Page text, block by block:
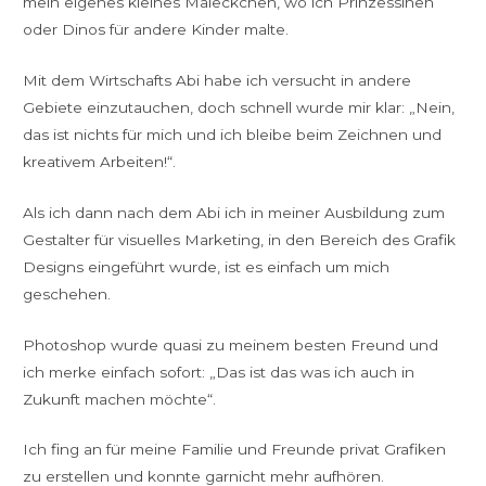
oder Dinos für andere Kinder malte.
Mit dem Wirtschafts Abi habe ich versucht in andere
Gebiete einzutauchen, doch schnell wurde mir klar: „Nein,
das ist nichts für mich und ich bleibe beim Zeichnen und
kreativem Arbeiten!“.
Als ich dann nach dem Abi ich in meiner Ausbildung zum
Gestalter für visuelles Marketing, in den Bereich des Grafik
Designs eingeführt wurde, ist es einfach um mich
geschehen.
Photoshop wurde quasi zu meinem besten Freund und
ich merke einfach sofort: „Das ist das was ich auch in
Zukunft machen möchte“.
Ich fing an für meine Familie und Freunde privat Grafiken
zu erstellen und konnte garnicht mehr aufhören.